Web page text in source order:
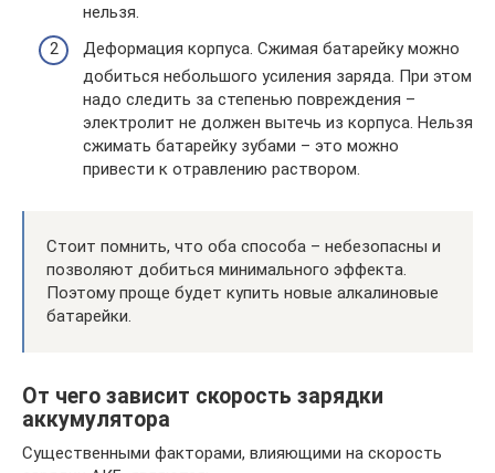
нельзя.
Деформация корпуса. Сжимая батарейку можно
добиться небольшого усиления заряда. При этом
надо следить за степенью повреждения –
электролит не должен вытечь из корпуса. Нельзя
сжимать батарейку зубами – это можно
привести к отравлению раствором.
Стоит помнить, что оба способа – небезопасны и
позволяют добиться минимального эффекта.
Поэтому проще будет купить новые алкалиновые
батарейки.
От чего зависит скорость зарядки
аккумулятора
Существенными факторами, влияющими на скорость